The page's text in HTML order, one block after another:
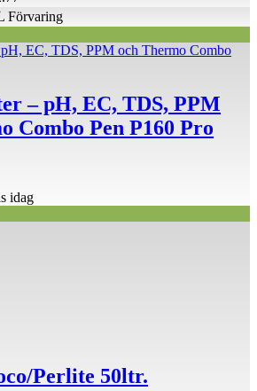
Förvaring
– pH, EC, TDS, PPM
Combo Pen P160 Pro
idag
Perlite 50ltr.